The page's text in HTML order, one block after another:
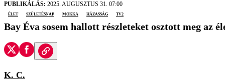
PUBLIKÁLÁS: 2025. AUGUSZTUS 31. 07:00
élet
születésnap Mokka házasság TV2
Bay Éva sosem hallott részleteket osztott meg az
K. C.